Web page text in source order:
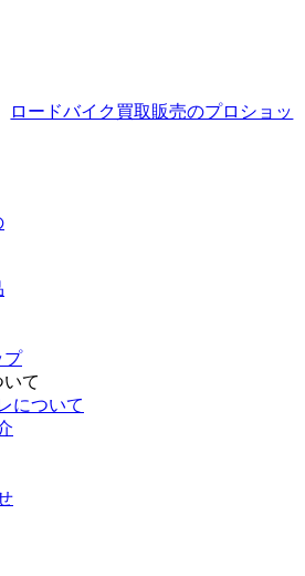
ロードバイク買取販売のプロショッ
プ
て
について